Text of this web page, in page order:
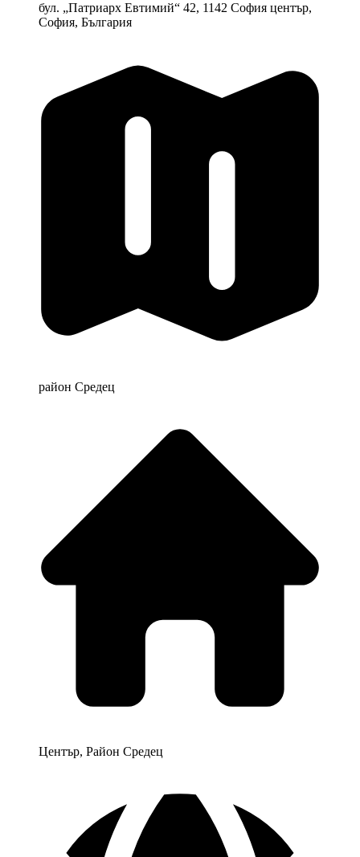
бул. „Патриарх Евтимий“ 42, 1142 София център,
София, България
район Средец
Център, Район Средец